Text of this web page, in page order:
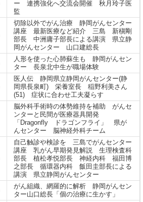
ー 連携強化へ交流会開催 秋月玲子医
監
切除以外でがん治療 静岡がんセンター
講座 最新医療など紹介 三島 新槇剛
部長 中洲庸子部長による講演 県立静
岡がんセンター 山口建総長
人形を使った心肺蘇生も 静岡がんセン
ター 長泉北中生が職場体験
医人伝 静岡県立静岡がんセンター(静
岡県長泉町) 栄養室長 稲野利美さん
(51) 症状に合わせ工夫凝らす
脳外科手術時の体勢維持を補助 がんセ
ンターと民間が医療器具開発
「Dragonfly ドラゴンフライ」 県が
んセンター 脳神経外科チーム
自己触診や検診を 三島でがんセンター
講座 乳がん早期発見解説 生理検査科
部長 植松孝悦部長 神経内科 福田博
之部長 循環器内科 飯田圭部長による
講演 県立静岡がんセンター
がん組織、網羅的に解析 静岡がんセン
ター山口総長「個の治療に生かす」